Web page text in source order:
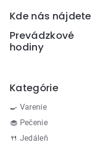
Zápätie
Kde nás nájdete
Prevádzkové
hodiny
Kategórie
🍳 Varenie
🧁 Pečenie
🍴 Jedáleň